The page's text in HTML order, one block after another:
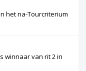
het na-Tourcriterium
winnaar van rit 2 in